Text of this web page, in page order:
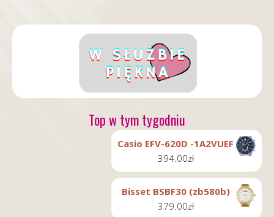
Top w tym tygodniu
Casio EFV-620D -1A2VUEF
394.00zł
Bisset BSBF30 (zb580b)
379.00zł